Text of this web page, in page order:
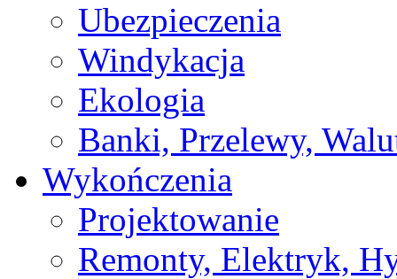
Ubezpieczenia
Windykacja
Ekologia
Banki, Przelewy,
Wykończenia
Projektowanie
Remonty, Elektryk,